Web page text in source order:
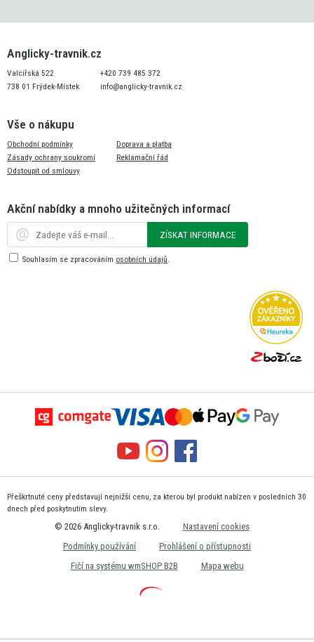
Anglicky-travnik.cz
Valcířská 522
738 01 Frýdek-Místek
+420 739 485 372
info@anglicky-travnik.cz
Vše o nákupu
Obchodní podmínky
Zásady ochrany soukromí
Odstoupit od smlouvy
Doprava a platba
Reklamační řád
Akční nabídky a mnoho užitečných informací
ZÍSKAT INFORMACE
Souhlasím se zpracováním osobních údajů.
Přeškrtnuté ceny představují nejnižší cenu, za kterou byl produkt nabízen v posledních 30
dnech před poskytnutím slevy.
© 2026 Anglicky-travnik s.r.o.
Nastavení cookies
Podmínky používání
Prohlášení o přístupnosti
Fičí na systému wmSHOP B2B
Mapa webu